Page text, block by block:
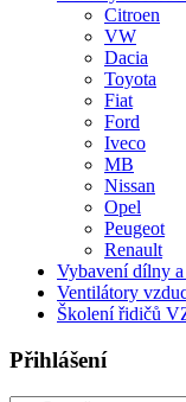
Citroen
VW
Dacia
Toyota
Fiat
Ford
Iveco
MB
Nissan
Opel
Peugeot
Renault
Vybavení dílny
Ventilátory
Školení řidičů
Přihlášení